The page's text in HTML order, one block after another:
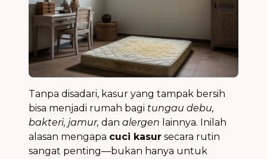
Tanpa disadari, kasur yang tampak bersih
bisa menjadi rumah bagi tungau debu,
bakteri, jamur, dan alergen lainnya. Inilah
alasan mengapa cuci kasur secara rutin
sangat penting—bukan hanya untuk